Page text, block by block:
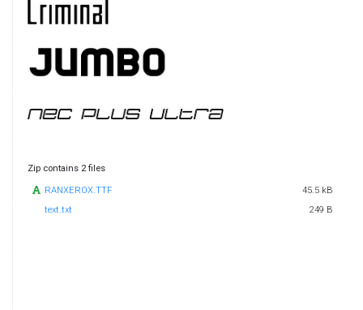
Zip contains 2 files
RANXEROX.TTF
45.5 kB
text.txt
249 B